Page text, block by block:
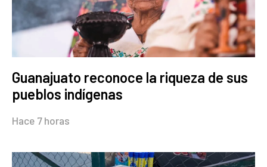
Guanajuato reconoce la riqueza de sus
pueblos indígenas
Hace 7 horas